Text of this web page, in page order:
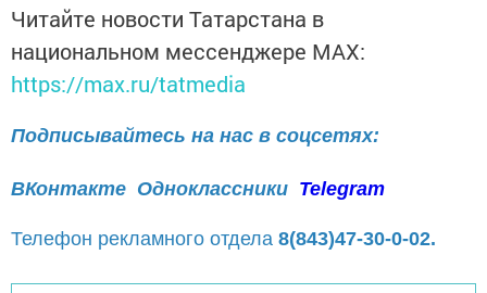
Читайте новости Татарстана в
национальном мессенджере MАХ:
https://max.ru/tatmedia
Подписывайтесь на нас в соцсетях:
ВКонтакте Одноклассники Telegram
Телефон рекламного отдела 8(843)47-30-0-02.